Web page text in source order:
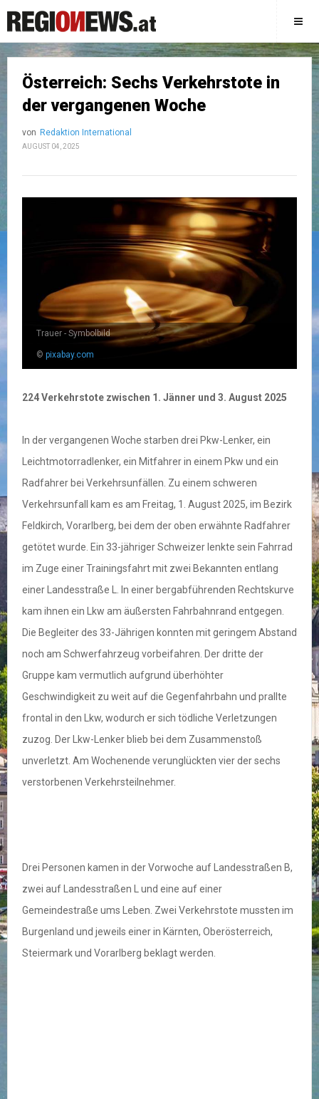
Österreich: Sechs Verkehrstote in
der vergangenen Woche
von Redaktion International
AUGUST 04, 2025
Trauer - Symbolbild
© pixabay.com
224 Verkehrstote zwischen 1. Jänner und 3. August 2025
In der vergangenen Woche starben drei Pkw-Lenker, ein
Leichtmotorradlenker, ein Mitfahrer in einem Pkw und ein
Radfahrer bei Verkehrsunfällen. Zu einem schweren
Verkehrsunfall kam es am Freitag, 1. August 2025, im Bezirk
Feldkirch, Vorarlberg, bei dem der oben erwähnte Radfahrer
getötet wurde. Ein 33-jähriger Schweizer lenkte sein Fahrrad
im Zuge einer Trainingsfahrt mit zwei Bekannten entlang
einer Landesstraße L. In einer bergabführenden Rechtskurve
kam ihnen ein Lkw am äußersten Fahrbahnrand entgegen.
Die Begleiter des 33-Jährigen konnten mit geringem Abstand
noch am Schwerfahrzeug vorbeifahren. Der dritte der
Gruppe kam vermutlich aufgrund überhöhter
Geschwindigkeit zu weit auf die Gegenfahrbahn und prallte
frontal in den Lkw, wodurch er sich tödliche Verletzungen
zuzog. Der Lkw-Lenker blieb bei dem Zusammenstoß
unverletzt. Am Wochenende verunglückten vier der sechs
verstorbenen Verkehrsteilnehmer.
Drei Personen kamen in der Vorwoche auf Landesstraßen B,
zwei auf Landesstraßen L und eine auf einer
Gemeindestraße ums Leben. Zwei Verkehrstote mussten im
Burgenland und jeweils einer in Kärnten, Oberösterreich,
Steiermark und Vorarlberg beklagt werden.